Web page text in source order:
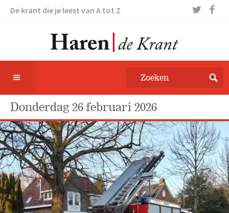
De krant die je leest van A tot Z
donderdag 26 februari 2026